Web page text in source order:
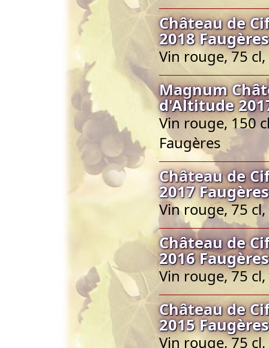
Château de
2018
Vin rouge, 75
Magnum
d'Altitude
Vin rouge, 150
Faugères
Château de
2017
Vin rouge, 75
Château de
2016
Vin rouge, 75
Château de
2015
Vin rouge, 75